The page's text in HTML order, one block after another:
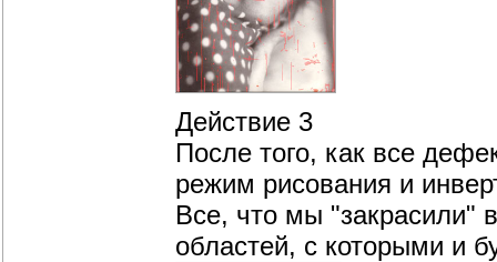
Действие 3
После того, как все
режим рисования и
Все, что мы "закрасили"
областей, с которыми и